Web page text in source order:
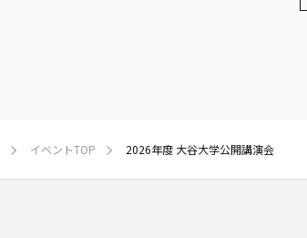
イベントTOP 2026年度 大谷大学公開講演会